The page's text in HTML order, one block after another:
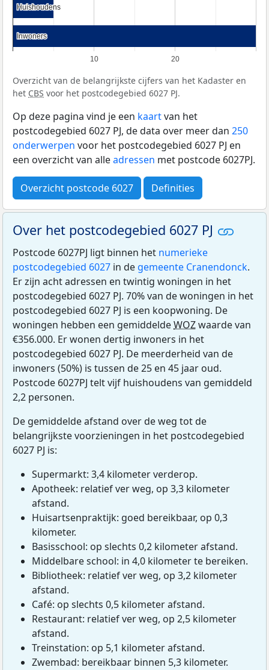
10 20
Huishoudens
Huishoudens
Inwoners
Inwoners
Overzicht van de belangrijkste cijfers van het Kadaster en
het CBS voor het postcodegebied 6027 PJ.
Op deze pagina vind je een kaartvan het
postcodegebied 6027 PJ, de data over meer dan 250
onderwerpen voor het postcodegebied 6027 PJ en
een overzicht van alleadressen met postcode 6027PJ.
Overzicht postcode 6027 Definities
Over het postcodegebied 6027 PJ
Postcode 6027PJ ligt binnen het numerieke
postcodegebied 6027 in de gemeente Cranendonck.
Er zijn acht adressen en twintig woningen in het
postcodegebied 6027 PJ. 70% van de woningen in het
postcodegebied 6027 PJ is een koopwoning. De
woningen hebben een gemiddeldeWOZwaarde van
€356.000. Er wonen dertig inwoners in het
postcodegebied 6027 PJ. De meerderheid van de
inwoners (50%) is tussen de 25 en 45 jaar oud.
Postcode 6027PJ telt vijf huishoudens van gemiddeld
2,2 personen.
De gemiddelde afstand over de weg tot de
belangrijkste voorzieningen in het postcodegebied
6027 PJ is:
Supermarkt: 3,4 kilometer verderop.
Apotheek: relatief ver weg, op 3,3 kilometer
afstand.
Huisartsenpraktijk: goed bereikbaar, op 0,3
kilometer.
Basisschool: op slechts 0,2 kilometer afstand.
Middelbare school: in 4,0 kilometer te bereiken.
Bibliotheek: relatief ver weg, op 3,2 kilometer
afstand.
Café: op slechts 0,5 kilometer afstand.
Restaurant: relatief ver weg, op 2,5 kilometer
afstand.
Treinstation: op 5,1 kilometer afstand.
Zwembad: bereikbaar binnen 5,3 kilometer.